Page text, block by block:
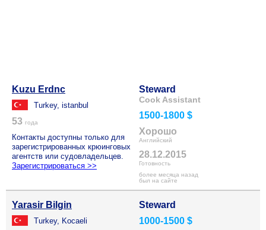
Kuzu Erdnc
Turkey, istanbul
53 года
Контакты доступны только для
зарегистрированных крюинговых
агентств или судовладельцев.
Зарегистрироваться >>
Steward
Cook Assistant
1500-1800 $
Хорошо
Английский
28.12.2015
Готовность
более месяца назад
был на сайте
Yarasir Bilgin
Turkey, Kocaeli
Steward
1000-1500 $